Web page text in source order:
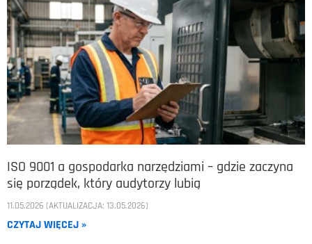
ISO 9001 a gospodarka narzędziami – gdzie zaczyna
się porządek, który audytorzy lubią
11.05.2026 (AKTUALIZACJA: 13.05.2026)
CZYTAJ WIĘCEJ »